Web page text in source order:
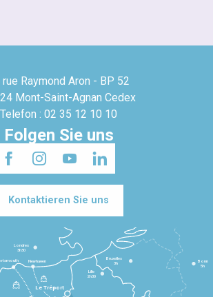
Raymond Aron - BP 52
Mont-Saint-Agnan Cedex
Telefon : 02 35 12 10 10
Folgen Sie uns
Kontaktieren Sie uns
Le Tréport
Lille
2h30
Bruxelles
3h
Londres
3h30
Newhaven
Bonn
5h